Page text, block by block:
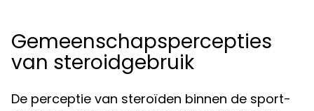
Gemeenschapspercepties
van steroidgebruik
De perceptie van steroïden binnen de sport-